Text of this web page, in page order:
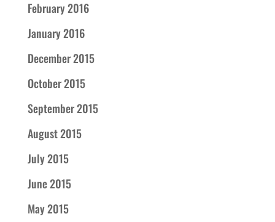
February 2016
January 2016
December 2015
October 2015
September 2015
August 2015
July 2015
June 2015
May 2015